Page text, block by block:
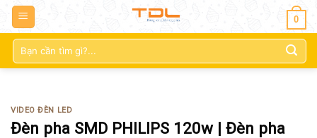
0
Tìm
kiếm:
VIDEO ĐÈN LED
Đèn pha SMD PHILIPS 120w | Đèn pha